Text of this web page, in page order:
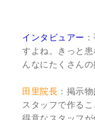
インタビュアー
すよね。きっと
んなにたくさん
田里院長 ：掲示
スタッフで作る
得意なスタッフ